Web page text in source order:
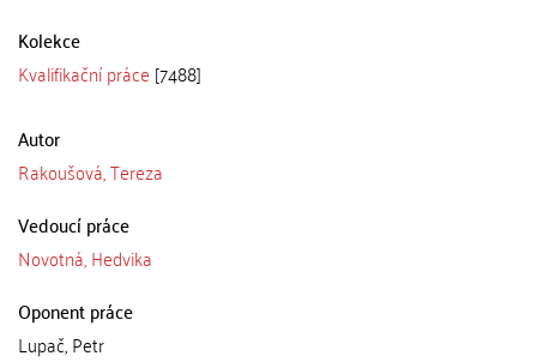
Kolekce
Kvalifikační práce [7488]
Autor
Rakoušová, Tereza
Vedoucí práce
Novotná, Hedvika
Oponent práce
Lupač, Petr